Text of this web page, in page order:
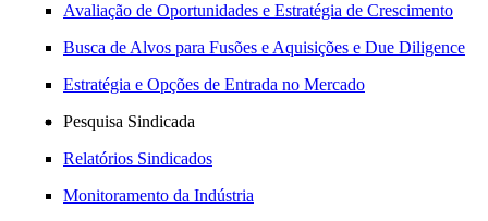
Avaliação de Oportunidades e Estratégia de Crescimento
Busca de Alvos para Fusões e Aquisições e Due Diligence
Estratégia e Opções de Entrada no Mercado
Pesquisa Sindicada
Relatórios Sindicados
Monitoramento da Indústria